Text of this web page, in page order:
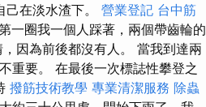
在淡水渣下。 營業登記 台中筋
一圈我一個人踩著，兩個帶齒輪的
因為前後都沒有人。 當我到達兩
重要。 在最後一次標誌性攀登之
撥筋技術教學 專業清潔服務 除蟲